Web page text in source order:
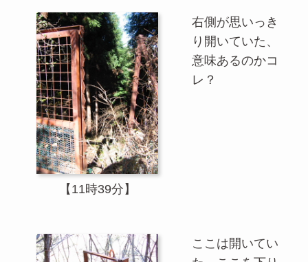
【11時39分】
右側が思いっき
り開いていた、
意味あるのかコ
レ？
ここは開いてい